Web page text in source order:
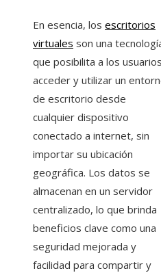
En esencia, los escritorios
virtuales son una
que posibilita a los usuarios
acceder y utilizar un
de escritorio desde
cualquier dispositivo
conectado a internet, sin
importar su ubicación
geográfica. Los datos se
almacenan en un servidor
centralizado, lo que brinda
beneficios clave como una
seguridad mejorada y
facilidad para compartir y